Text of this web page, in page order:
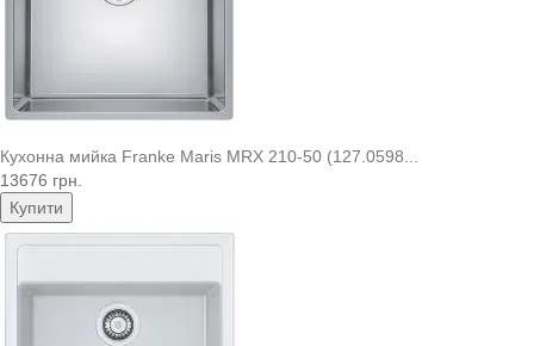
Кухонна мийка Franke Maris MRX 210-50 (127.0598...
13676 грн.
Купити